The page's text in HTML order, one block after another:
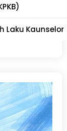
Laku Kaunselor